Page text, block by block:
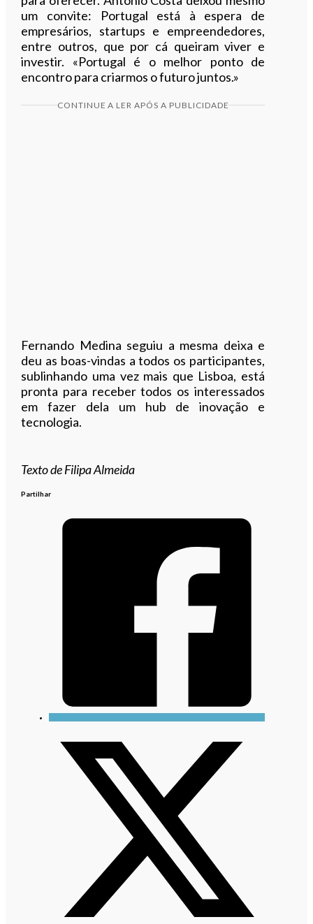
um convite: Portugal está à espera de
empresários, startups e empreendedores,
entre outros, que por cá queiram viver e
investir. «Portugal é o melhor ponto de
encontro para criarmos o futuro juntos.»
CONTINUE A LER APÓS A PUBLICIDADE
Fernando Medina seguiu a mesma deixa e
deu as boas-vindas a todos os participantes,
sublinhando uma vez mais que Lisboa, está
pronta para receber todos os interessados
em fazer dela um hub de inovação e
tecnologia.
Texto de Filipa Almeida
Partilhar